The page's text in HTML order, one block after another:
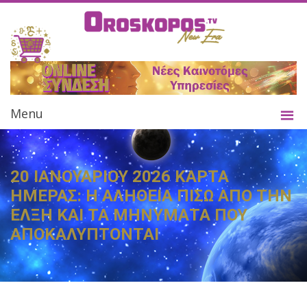
Menu
20 ΙΑΝΟΥΑΡΙΟΥ 2026 ΚΑΡΤΑ
ΗΜΕΡΑΣ: Η ΑΛΗΘΕΙΑ ΠΙΣΩ ΑΠΟ ΤΗΝ
ΕΛΞΗ ΚΑΙ ΤΑ ΜΗΝΥΜΑΤΑ ΠΟΥ
ΑΠΟΚΑΛΥΠΤΟΝΤΑΙ